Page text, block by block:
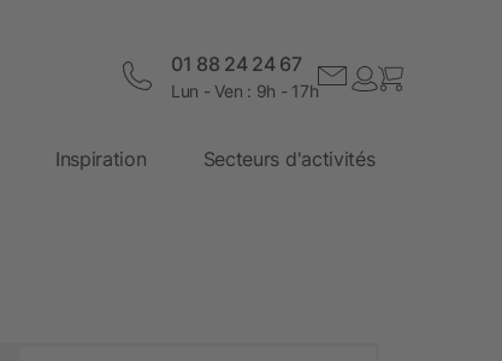
01 88 24 24 67
Lun - Ven : 9h - 17h
Inspiration Secteurs d'activités